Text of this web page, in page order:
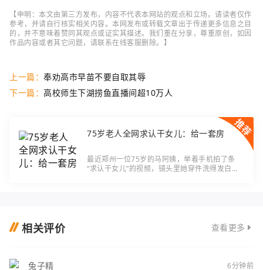
【申明：本文由第三方发布，内容不代表本网站的观点和立场。请读者仅作
参考，并请自行核实相关内容。本网发布或转载文章出于传递更多信息之目
的，并不意味着赞同其观点或证实其描述。我们重在分享，尊重原创，如因
作品内容或者其它问题，请联系在线客服删除。】
上一篇： 奉劝高市早苗不要自取其辱
下一篇： 高校师生下湖捞鱼直播间超10万人
75岁老人全网求认干女儿：给一套房
最近郑州一位75岁的马阿姨，举着手机拍了条
“求认干女儿”的视频，镜头里她穿件洗得发白的
相关评价 查看更多
兔子精 6分钟前